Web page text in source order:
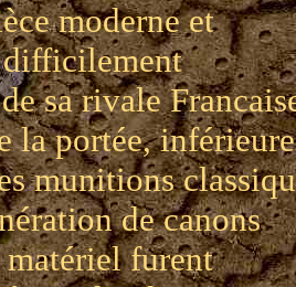
moderne et
sa rivale
la portée,
munitions
de canons
matériel furent